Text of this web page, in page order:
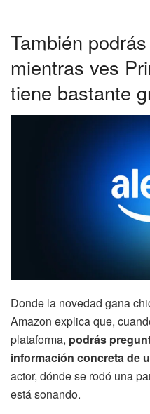
También
mientras ves
tiene bastante
Donde la novedad gana
Amazon explica que,
plataforma, podrás
información concreta de
actor, dónde se rodó una
está sonando.